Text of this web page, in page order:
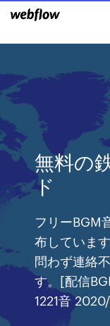
無料の
ド
フリーBGM
布していま
問わず連絡
す。[配信
1221音